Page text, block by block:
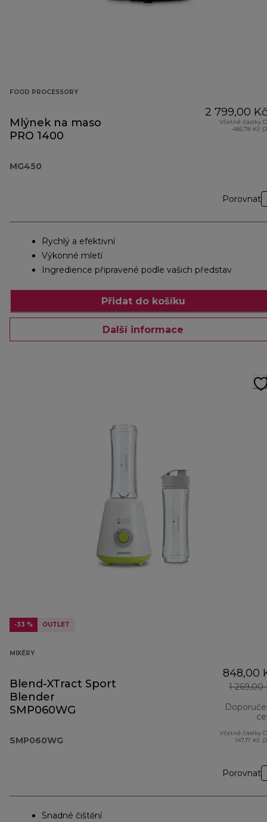
FOOD PROCESSORY
Mlýnek na maso
PRO 1400
MG450
2 799,00 Kč
Včetně částky
485,78 Kč
Porovnat
Rychlý a efektivní
Výkonné mletí
Ingredience připravené podle vašich představ
Přidat do košíku
Další informace
-33 % OUTLET
MIXÉRY
Blend-XTract Sport
Blender
SMP060WG
SMP060WG
848,00
1 269,00
Včetně částky
147,17 Kč
Porovnat
Snadné čištění